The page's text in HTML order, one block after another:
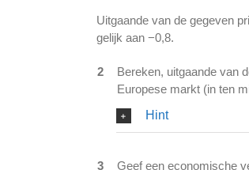
Uitgaande van de gegeven
gelijk aan −0,8.
2
Bereken, uitgaande van
Europese markt (in ten
Hint
3
Geef een economische